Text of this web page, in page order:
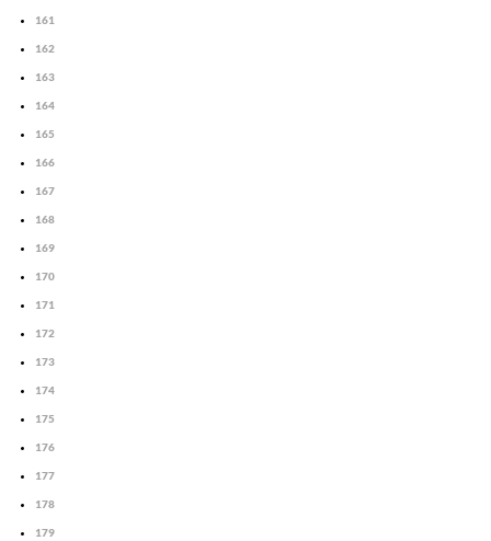
161
162
163
164
165
166
167
168
169
170
171
172
173
174
175
176
177
178
179